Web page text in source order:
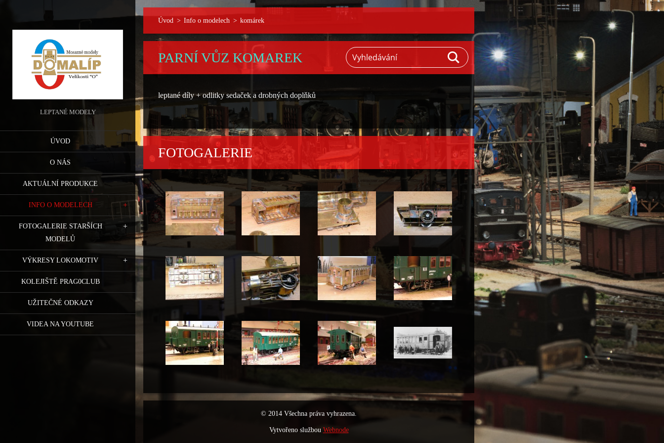
LEPTANÉ MODELY
ÚVOD
O NÁS
AKTUÁLNÍ PRODUKCE
INFO O MODELECH
FOTOGALERIE STARŠÍCH
MODELŮ
VÝKRESY LOKOMOTIV
KOLEJIŠTĚ PRAG0CLUB
UŽITEČNÉ ODKAZY
VIDEA NA YOUTUBE
Úvod > Info o modelech > komárek
PARNÍ VŮZ KOMAREK
leptané díly + odlitky sedaček a drobných doplňků
FOTOGALERIE
© 2014 Všechna práva vyhrazena.
Vytvořeno službou Webnode